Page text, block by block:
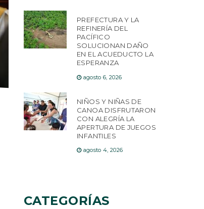
PREFECTURA Y LA
REFINERÍA DEL
PACÍFICO
SOLUCIONAN DAÑO
EN EL ACUEDUCTO LA
ESPERANZA
agosto 6, 2026
NIÑOS Y NIÑAS DE
CANOA DISFRUTARON
CON ALEGRÍA LA
APERTURA DE JUEGOS
INFANTILES
agosto 4, 2026
CATEGORÍAS